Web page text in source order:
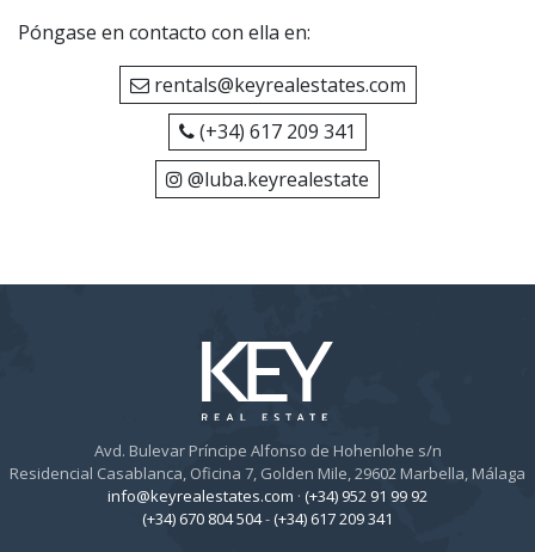
Póngase en contacto con ella en:
rentals@keyrealestates.com
(+34) 617 209 341
@luba.keyrealestate
Avd. Bulevar Príncipe Alfonso de Hohenlohe s/n
Residencial Casablanca, Oficina 7, Golden Mile, 29602 Marbella, Málaga
info@keyrealestates.com · (+34) 952 91 99 92
(+34) 670 804 504-(+34) 617 209 341